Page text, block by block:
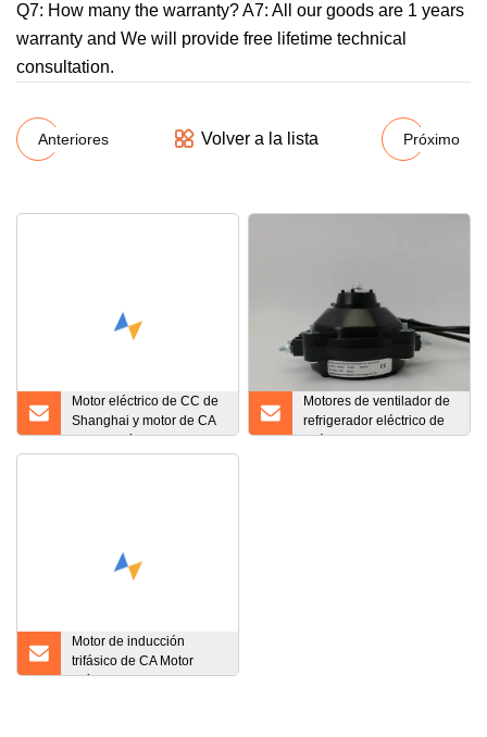
Q7: How many the warranty? A7: All our goods are 1 years
warranty and We will provide free lifetime technical
consultation.
Anteriores Volver a la lista Próximo
Motor eléctrico de CC de
Shanghai y motor de CA
para acería
Motores de ventilador de
refrigerador eléctrico de
imán permanente
Motor de inducción
trifásico de CA Motor
asíncrono 110KW 90KW